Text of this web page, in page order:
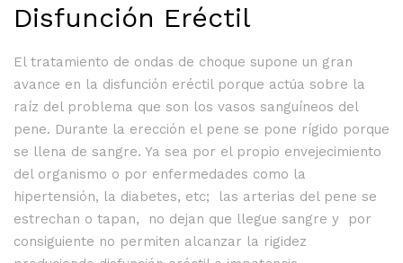
Disfunción Eréctil
El tratamiento de ondas de choque supone un gran
avance en la disfunción eréctil porque actúa sobre la
raíz del problema que son los vasos sanguíneos del
pene. Durante la erección el pene se pone rígido porque
se llena de sangre. Ya sea por el propio envejecimiento
del organismo o por enfermedades como la
hipertensión, la diabetes, etc; las arterias del pene se
estrechan o tapan, no dejan que llegue sangre y por
consiguiente no permiten alcanzar la rigidez